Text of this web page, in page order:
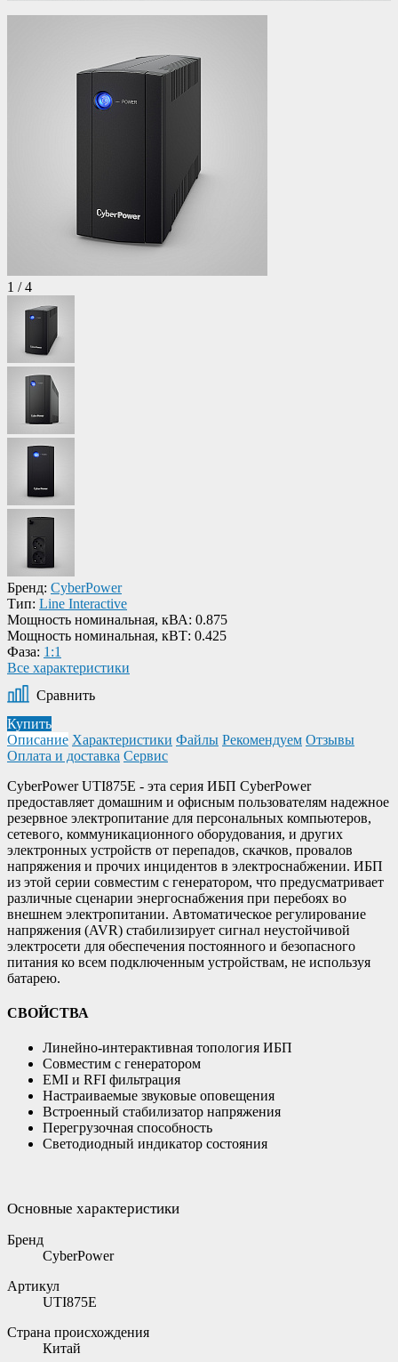
1 /4
Бренд: CyberPower
Тип: Line Interactive
Мощность номинальная, кВА: 0.875
Мощность номинальная, кВТ: 0.425
Фаза: 1:1
Все характеристики
Сравнить
Купить
Описание Характеристики Файлы Рекомендуем Отзывы
Оплата и доставка Сервис
CyberPower UTI875E - эта серия ИБП CyberPower
предоставляет домашним и офисным пользователям надежное
резервное электропитание для персональных компьютеров,
сетевого, коммуникационного оборудования, и других
электронных устройств от перепадов, скачков, провалов
напряжения и прочих инцидентов в электроснабжении. ИБП
из этой серии совместим с генератором, что предусматривает
различные сценарии энергоснабжения при перебоях во
внешнем электропитании. Автоматическое регулирование
напряжения (AVR) стабилизирует сигнал неустойчивой
электросети для обеспечения постоянного и безопасного
питания ко всем подключенным устройствам, не используя
батарею.
СВОЙСТВА
Линейно-интерактивная топология ИБП
Совместим с генератором
EMI и RFI фильтрация
Настраиваемые звуковые оповещения
Встроенный стабилизатор напряжения
Перегрузочная способность
Светодиодный индикатор состояния
Основные характеристики
Бренд
CyberPower
Артикул
UTI875E
Страна происхождения
Китай